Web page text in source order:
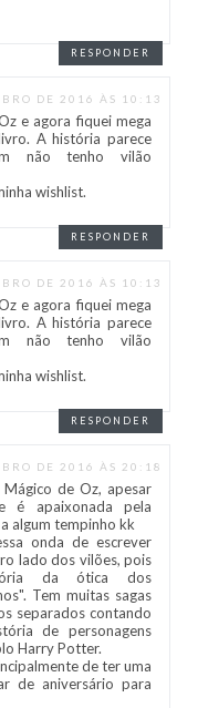
RESPONDER
DE 2016 ÀS 10:13
e agora fiquei mega
A história parece
não tenho vilão
wishlist.
RESPONDER
DE 2016 ÀS 10:13
e agora fiquei mega
A história parece
não tenho vilão
wishlist.
RESPONDER
DE 2016 ÀS 20:18
de Oz, apesar
é apaixonada pela
algum tempinho kk
onda de escrever
lado dos vilões, pois
da ótica dos
Tem muitas sagas
separados contando
de personagens
Harry Potter.
de ter uma
de aniversário para